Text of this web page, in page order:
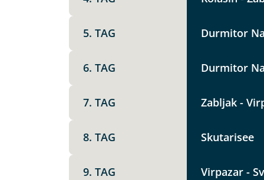
Telegram
Link kopieren
5. TAG Durmitor
6. TAG Durmitor
7. TAG Zabljak -
8. TAG Skutarisee
9. TAG Virpazar -
Weitere Informationen